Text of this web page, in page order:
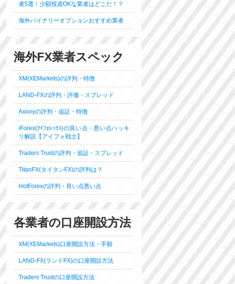
者5選！少額投資OKな業者はどこだ！？
海外バイナリーオプションおすすめ業者
海外FX業者スペック
XM(XEMarkets)の評判・特徴
LAND-FXの評判・評価・スプレッド
Axioryの評判・追証・特徴
iForex(ｱｲﾌｫﾚｯｸｽ)の良い点・悪い点ハッキ
リ解説【アイフォ戦士】
Traders Trustの評判・追証・スプレッド
TitanFX(タイタンFX)の評判は？
HotForexの評判・良い点悪い点
各業者の口座開設方法
XM(XEMarkets)口座開設方法・手順
LAND-FX(ランドFX)の口座開設方法
Traders Trustの口座開設方法